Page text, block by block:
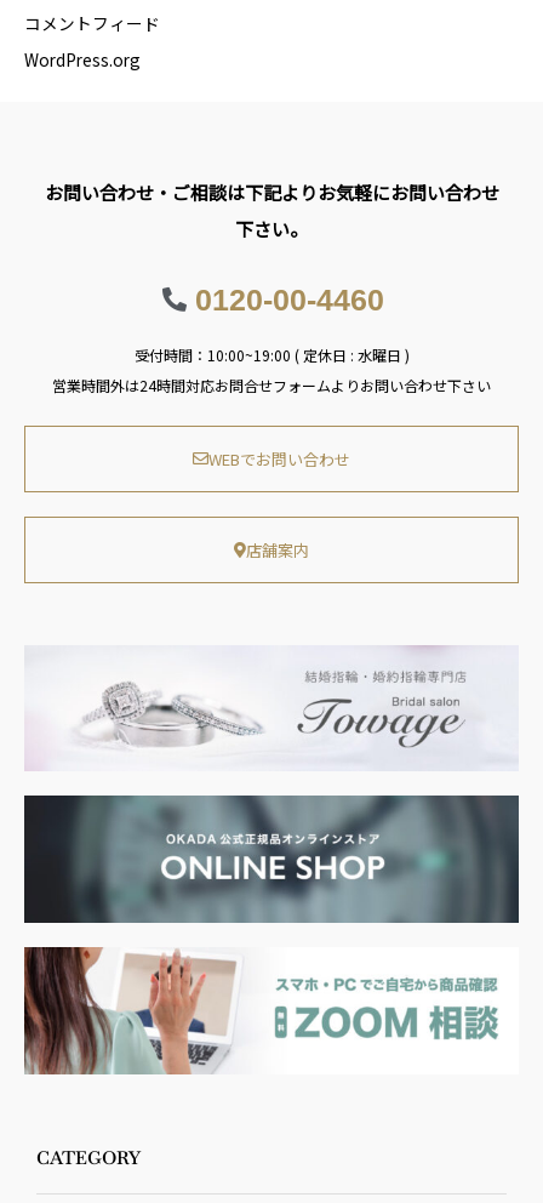
コメントフィード
WordPress.org
お問い合わせ・ご相談は下記よりお気軽にお問い合わせ
下さい。
0120-00-4460
受付時間：10:00~19:00 ( 定休日 : 水曜日 )
営業時間外は24時間対応お問合せフォームよりお問い合わせ下さい
WEBでお問い合わせ
店舗案内
CATEGORY